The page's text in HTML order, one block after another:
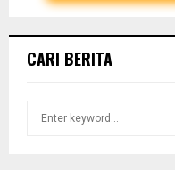
CARI BERITA